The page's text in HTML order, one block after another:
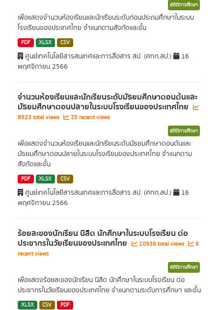
สถิติการศึกษา
เพื่อแสดงจำนวนห้องเรียนและนักเรียนระดับก่อนประถมศึกษาในระบบ
โรงเรียนของประเทศไทย จำแนกตามสังกัดและชั้น
PDF XLSX CSV
ศูนย์เทคโนโลยีสารสนเทศและการสื่อสาร สป. (ศทก.สป.)
16
พฤศจิกายน 2566
จำนวนห้องเรียนและนักเรียนระดับมัธยมศึกษาตอนต้นและ
มัธยมศึกษาตอนปลายในระบบโรงเรียนของประเทศไทย
8923 total views 25 recent views
สถิติการศึกษา
เพื่อแสดงจำนวนห้องเรียนและนักเรียนระดับมัธยมศึกษาตอนต้นและ
มัธยมศึกษาตอนปลายในระบบโรงเรียนของประเทศไทย จำแนกตาม
สังกัดและชั้น
PDF XLSX CSV
ศูนย์เทคโนโลยีสารสนเทศและการสื่อสาร สป. (ศทก.สป.)
16
พฤศจิกายน 2566
ร้อยละของนักเรียน นิสิต นักศึกษาในระบบโรงเรียน ต่อ
ประชากรในวัยเรียนของประเทศไทย 10936 total views
6
recent views
สถิติการศึกษา
เพื่อแสดงร้อยละของนักเรียน นิสิต นักศึกษาในระบบโรงเรียน ต่อ
ประชากรในวัยเรียนของประเทศไทย จำแนกตามระดับการศึกษา และชั้น
XLSX CSV PDF